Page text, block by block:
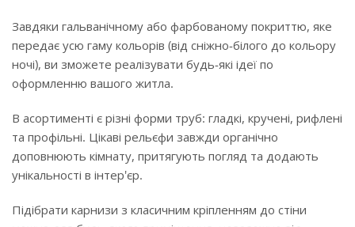
Завдяки гальванічному або фарбованому покриттю, яке
передає усю гаму кольорів (від сніжно-білого до кольору
ночі), ви зможете реалізувати будь-які ідеї по
оформленню вашого житла.
В асортименті є різні форми труб: гладкі, кручені, рифлені
та профільні. Цікаві рельєфи завжди органічно
доповнюють кімнату, притягують погляд та додають
унікальності в інтер'єр.
Підібрати карнизи з класичним кріпленням до стіни